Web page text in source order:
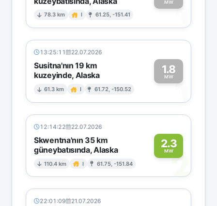
78.3 km I 61.25, -151.41
MW1
13:25:11 22.07.2026
Susitna'nın 19 km
kuzeyinde, Alaska
61.3 km I 61.72, -150.52
1.8
MW1
12:14:22 22.07.2026
Skwentna'nın 35 km
güneybatısında, Alaska
110.4 km I 61.75, -151.84
2.3
MW2
22:01:09 21.07.2026